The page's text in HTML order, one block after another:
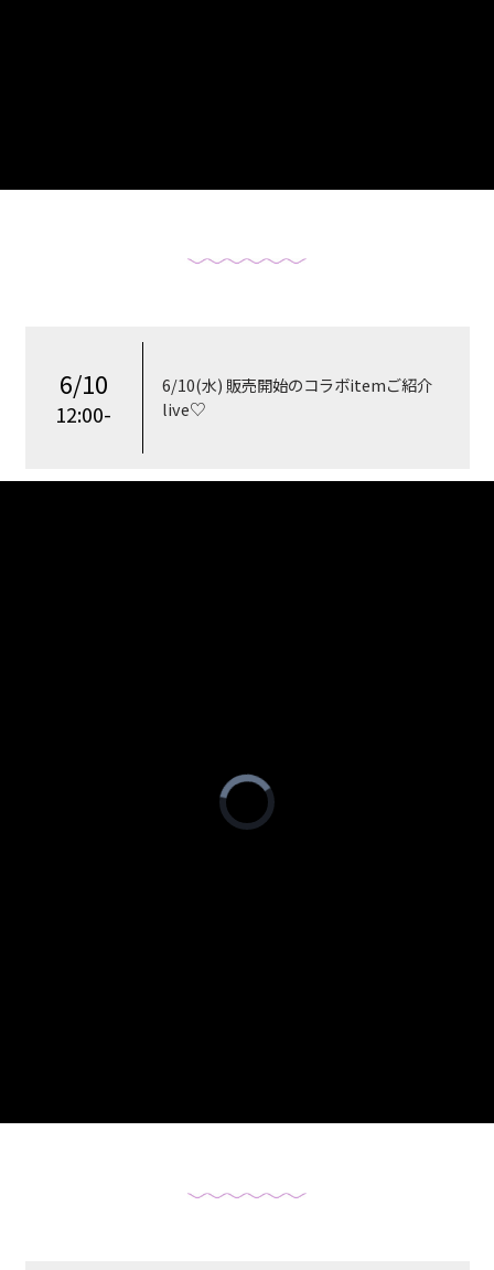
6/10
12:00-
6/10(水) 販売開始のコラボitemご紹介
live♡